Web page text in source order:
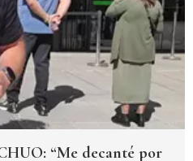
“Me decanté por